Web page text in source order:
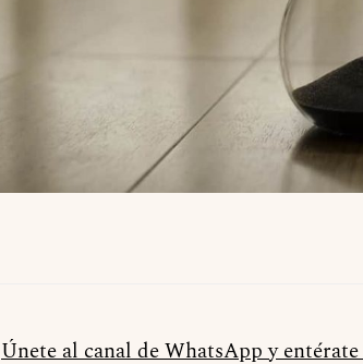
Únete al canal de WhatsApp y